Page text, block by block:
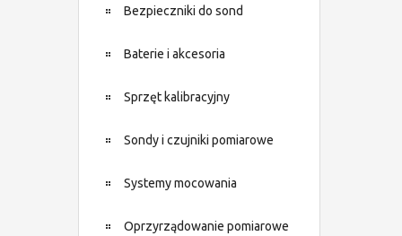
Bezpieczniki do sond
Baterie i akcesoria
Sprzęt kalibracyjny
Sondy i czujniki pomiarowe
Systemy mocowania
Oprzyrządowanie pomiarowe